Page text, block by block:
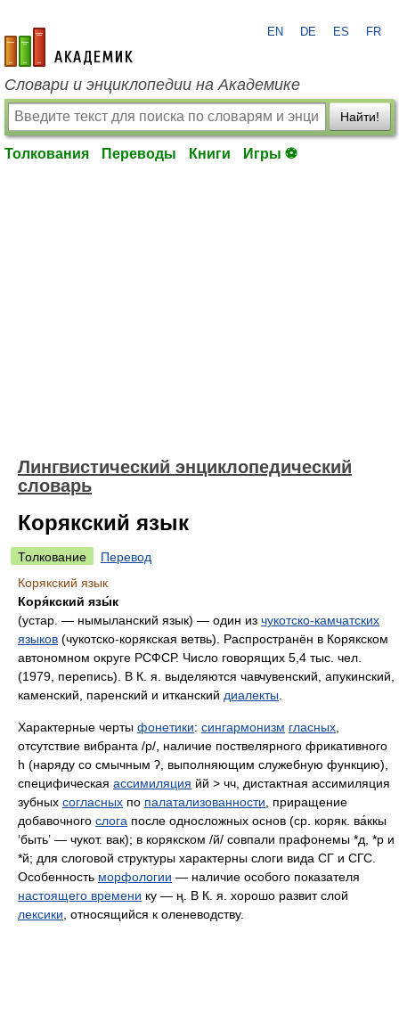
academic.ru
EN DE ES FR
Словари и энциклопедии на Академике
Найти!
Толкования Переводы Книги Игры ⚽
Лингвистический энциклопедический
словарь
Корякский язык
Толкование
Перевод
Корякский язык
Коря́кский язы́к
(устар. — нымыланский язык) — один из чукотско-камчатских
языков (чукотско-корякская ветвь). Распространён в Корякском
автономном округе РСФСР. Число говорящих 5,4 тыс. чел.
(1979, перепись). В К. я. выделяются чавчувенский, апукинский,
каменский, паренский и итканский диалекты
Характерные черты фонетики: сингармонизм гласных
отсутствие вибранта /р/, наличие поствелярного фрикативного
һ (наряду со смычным ʔ, выполняющим служебную функцию),
специфическая ассимиляция йй > чч, дистактная ассимиляция
зубных согласных по палатализованности , приращение
добавочного слога после односложных основ (ср. коряк. ва́ккы
‘быть’ — чукот. вак); в корякском /й/ совпали прафонемы *д, *р и
*й; для слоговой структуры характерны слоги вида СГ и СГС.
Особенность морфологии — наличие особого показателя
настоящего времени ку — ң. В К. я. хорошо развит слой
лексики , относящийся к оленеводству.